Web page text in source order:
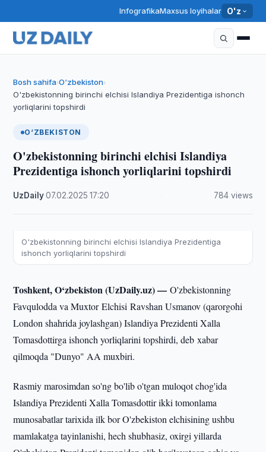
InfografikaMaxsus loyihalar O'z
Bosh sahifa›O‘zbekiston›
O'zbekistonning birinchi elchisi Islandiya Prezidentiga ishonch
yorliqlarini topshirdi
O‘ZBEKISTON
O'zbekistonning birinchi elchisi Islandiya
Prezidentiga ishonch yorliqlarini topshirdi
UzDaily·07.02.2025 ·17:20 784 views
O'zbekistonning birinchi elchisi Islandiya Prezidentiga
ishonch yorliqlarini topshirdi
Toshkent, O‘zbekiston (UzDaily.uz) —O'zbekistonning
Favqulodda va Muxtor Elchisi Ravshan Usmanov (qarorgohi
London shahrida joylashgan) Islandiya Prezidenti Xalla
Tomasdottirga ishonch yorliqlarini topshirdi, deb xabar
qilmoqda "Dunyo" AA muxbiri.
Rasmiy marosimdan so'ng bo'lib o'tgan muloqot chog'ida
Islandiya Prezidenti Xalla Tomasdottir ikki tomonlama
munosabatlar tarixida ilk bor O'zbekiston elchisining ushbu
mamlakatga tayinlanishi, hech shubhasiz, oxirgi yillarda